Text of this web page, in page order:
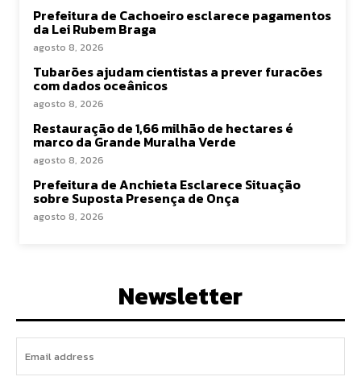
Prefeitura de Cachoeiro esclarece pagamentos
da Lei Rubem Braga
agosto 8, 2026
Tubarões ajudam cientistas a prever furacões
com dados oceânicos
agosto 8, 2026
Restauração de 1,66 milhão de hectares é
marco da Grande Muralha Verde
agosto 8, 2026
Prefeitura de Anchieta Esclarece Situação
sobre Suposta Presença de Onça
agosto 8, 2026
Newsletter